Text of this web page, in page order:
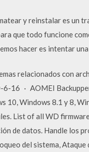
y reinstalar es un
que todo funcione
hacer es intentar una
relacionados con
6-16 · AOMEI
10, Windows 8.1 y 8,
List of all WD
de datos. Handle los
del sistema, Ataque